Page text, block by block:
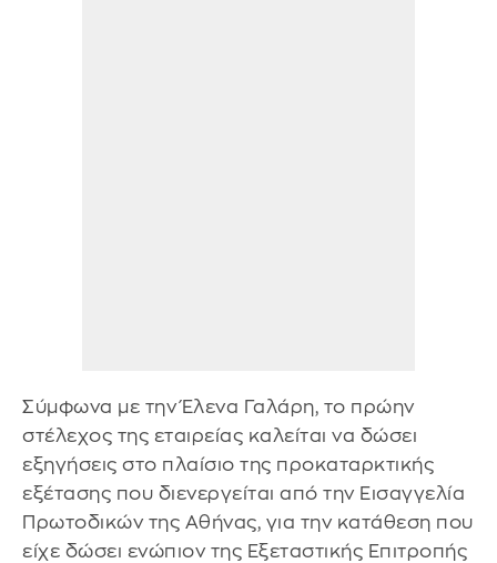
Σύμφωνα με την Έλενα Γαλάρη, το πρώην
στέλεχος της εταιρείας καλείται να δώσει
εξηγήσεις στο πλαίσιο της προκαταρκτικής
εξέτασης που διενεργείται από την Εισαγγελία
Πρωτοδικών της Αθήνας, για την κατάθεση που
είχε δώσει ενώπιον της Εξεταστικής Επιτροπής